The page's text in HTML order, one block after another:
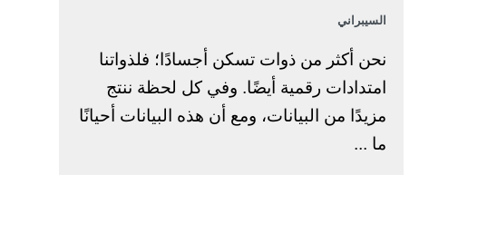
السيبراني
نحن أكثر من ذوات تسكن أجسادًا؛ فلذواتنا
امتدادات رقمية أيضًا. وفي كل لحظة ننتج
مزيدًا من البيانات، ومع أن هذه البيانات أحيانًا
ما ...